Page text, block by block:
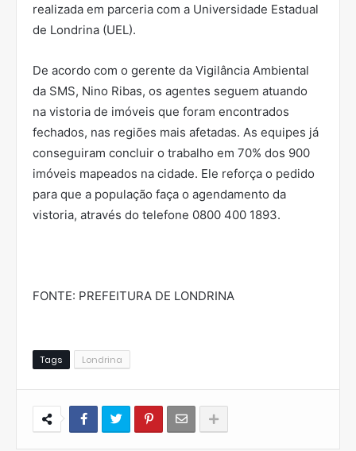
realizada em parceria com a Universidade Estadual
de Londrina (UEL).
De acordo com o gerente da Vigilância Ambiental
da SMS, Nino Ribas, os agentes seguem atuando
na vistoria de imóveis que foram encontrados
fechados, nas regiões mais afetadas. As equipes já
conseguiram concluir o trabalho em 70% dos 900
imóveis mapeados na cidade. Ele reforça o pedido
para que a população faça o agendamento da
vistoria, através do telefone 0800 400 1893.
FONTE: PREFEITURA DE LONDRINA
Tags Londrina